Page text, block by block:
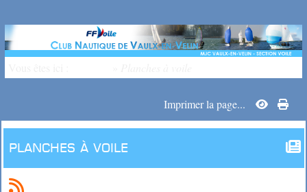
Imprimer la page...
Planches à voile